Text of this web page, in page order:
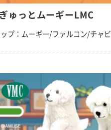
ゅっとムーギーLMC
プ：ムーギー/ファルコン/チャビ